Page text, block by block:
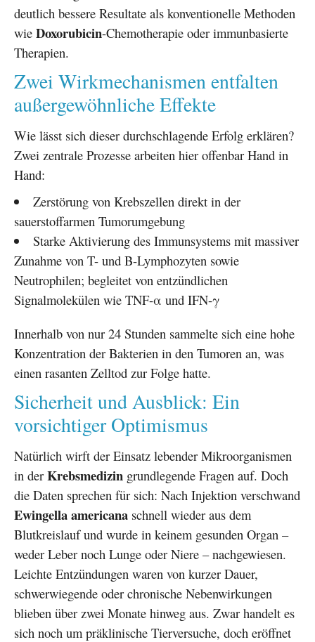
deutlich bessere Resultate als konventionelle Methoden
wie Doxorubicin-Chemotherapie oder immunbasierte
Therapien.
Zwei Wirkmechanismen entfalten
außergewöhnliche Effekte
Wie lässt sich dieser durchschlagende Erfolg erklären?
Zwei zentrale Prozesse arbeiten hier offenbar Hand in
Hand:
Zerstörung von Krebszellen direkt in der
sauerstoffarmen Tumorumgebung
Starke Aktivierung des Immunsystems mit massiver
Zunahme von T- und B-Lymphozyten sowie
Neutrophilen; begleitet von entzündlichen
Signalmolekülen wie TNF-α und IFN-γ
Innerhalb von nur 24 Stunden sammelte sich eine hohe
Konzentration der Bakterien in den Tumoren an, was
einen rasanten Zelltod zur Folge hatte.
Sicherheit und Ausblick: Ein
vorsichtiger Optimismus
Natürlich wirft der Einsatz lebender Mikroorganismen
in der Krebsmedizin grundlegende Fragen auf. Doch
die Daten sprechen für sich: Nach Injektion verschwand
Ewingella americana schnell wieder aus dem
Blutkreislauf und wurde in keinem gesunden Organ –
weder Leber noch Lunge oder Niere – nachgewiesen.
Leichte Entzündungen waren von kurzer Dauer,
schwerwiegende oder chronische Nebenwirkungen
blieben über zwei Monate hinweg aus. Zwar handelt es
sich noch um präklinische Tierversuche, doch eröffnet